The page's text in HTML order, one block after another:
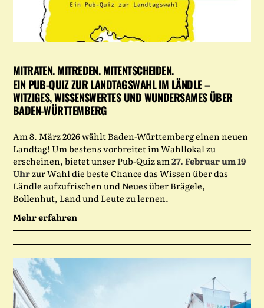
MITRATEN. MITREDEN. MITENTSCHEIDEN.
EIN PUB-QUIZ ZUR LANDTAGSWAHL IM LÄNDLE –
WITZIGES, WISSENSWERTES UND WUNDERSAMES ÜBER
BADEN-WÜRTTEMBERG
Am 8. März 2026 wählt Baden-Württemberg einen neuen
Landtag! Um bestens vorbreitet im Wahllokal zu
erscheinen, bietet unser Pub-Quiz am27. Februar um 19
Uhrzur Wahl die beste Chance das Wissen über das
Ländle aufzufrischen und Neues über Brägele,
Bollenhut, Land und Leute zu lernen.
Mehr erfahren